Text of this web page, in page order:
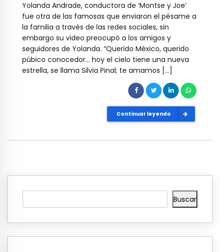
Yolanda Andrade, conductora de ‘Montse y Joe’
fue otra de las famosas que enviaron el pésame a
la familia a través de las redes sociales, sin
embargo su video preocupó a los amigos y
seguidores de Yolanda. “Querido México, querido
púbico conocedor… hoy el cielo tiene una nueva
estrella, se llama Silvia Pinal; te amamos […]
Continuar leyendo
Buscar